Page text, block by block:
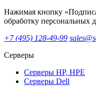
Нажимая кнопку
обработку персональных
+7 (495) 128-49-99
Серверы
Серверы HP, HPE
Серверы Dell